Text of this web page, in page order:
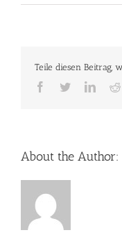
Teile diesen Beitrag,
Facebook
Twitter
About the Author: